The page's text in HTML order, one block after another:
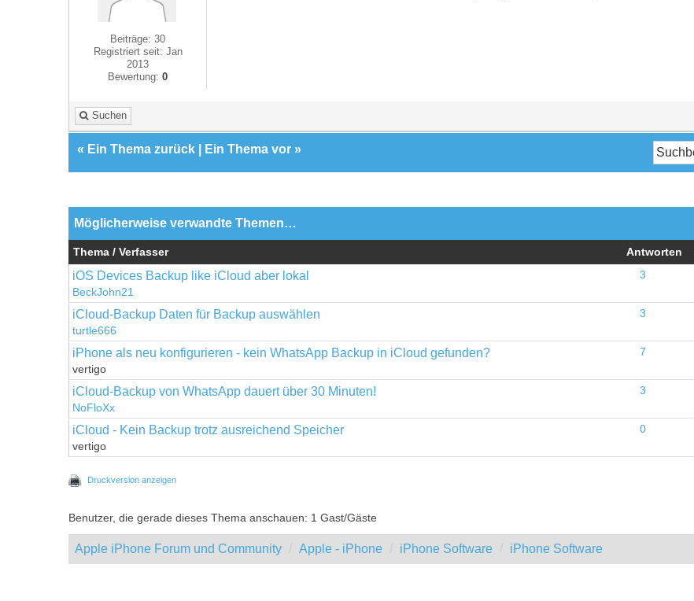
Beiträge: 30
Registriert seit: Jan
2013
Bewertung:0
Suchen
« Ein Thema zurück Ein Thema vor »
Möglicherweise verwandte Themen…
Thema / Verfasser Antworten
iOS Devices Backup like iCloud aber lokal
BeckJohn21
3
iCloud-Backup Daten für Backup auswählen
turtle666
3
iPhone als neu konfigurieren - kein WhatsApp Backup in iCloud gefunden?
vertigo
7
iCloud-Backup von WhatsApp dauert über 30 Minuten!
NoFloXx
3
iCloud - Kein Backup trotz ausreichend Speicher
vertigo
0
Druckversion anzeigen
Benutzer, die gerade dieses Thema anschauen: 1 Gast/Gäste
Apple iPhone Forum und Community Apple - iPhone iPhone Software iPhone Software